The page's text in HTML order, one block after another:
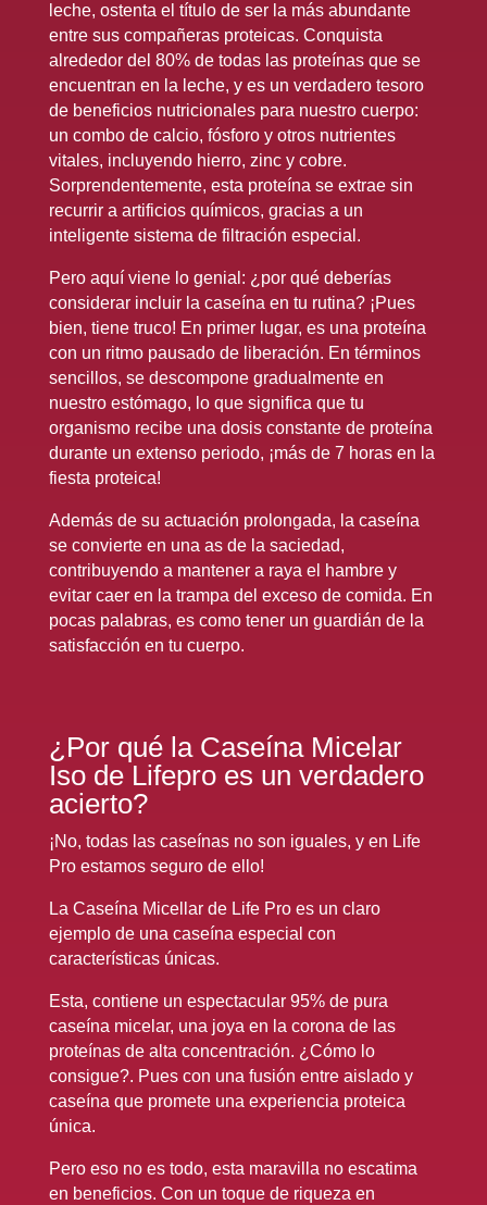
leche, ostenta el título de ser la más abundante
entre sus compañeras proteicas. Conquista
alrededor del 80% de todas las proteínas que se
encuentran en la leche, y es un verdadero tesoro
de beneficios nutricionales para nuestro cuerpo:
un combo de calcio, fósforo y otros nutrientes
vitales, incluyendo hierro, zinc y cobre.
Sorprendentemente, esta proteína se extrae sin
recurrir a artificios químicos, gracias a un
inteligente sistema de filtración especial.
Pero aquí viene lo genial: ¿por qué deberías
considerar incluir la caseína en tu rutina? ¡Pues
bien, tiene truco! En primer lugar, es una proteína
con un ritmo pausado de liberación. En términos
sencillos, se descompone gradualmente en
nuestro estómago, lo que significa que tu
organismo recibe una dosis constante de proteína
durante un extenso periodo, ¡más de 7 horas en la
fiesta proteica!
Además de su actuación prolongada, la caseína
se convierte en una as de la saciedad,
contribuyendo a mantener a raya el hambre y
evitar caer en la trampa del exceso de comida. En
pocas palabras, es como tener un guardián de la
satisfacción en tu cuerpo.
¿Por qué la Caseína Micelar
Iso de Lifepro es un verdadero
acierto?
¡No, todas las caseínas no son iguales, y en Life
Pro estamos seguro de ello!
La Caseína Micellar de Life Pro es un claro
ejemplo de una caseína especial con
características únicas.
Esta, contiene un espectacular 95% de pura
caseína micelar, una joya en la corona de las
proteínas de alta concentración. ¿Cómo lo
consigue?. Pues con una fusión entre aislado y
caseína que promete una experiencia proteica
única.
Pero eso no es todo, esta maravilla no escatima
en beneficios. Con un toque de riqueza en